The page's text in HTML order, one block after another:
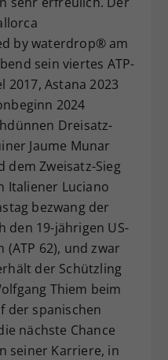
by waterdrop® am
sein viertes ATP-
2017, Astana 2023
2024
Dreisatz-
Jaume Munar
dem Zweisatz-Sieg
Italiener Luciano
bezwang der
den 19-jährigen US-
(ATP 62), und zwar
der Schützling
Thiem beim
der spanischen
nächste Chance
seiner Karriere, in
Ihre Consent-
Unter anderem eine
ID, für die
Ihrer
Einstellungen, falls der
dies eingestellt